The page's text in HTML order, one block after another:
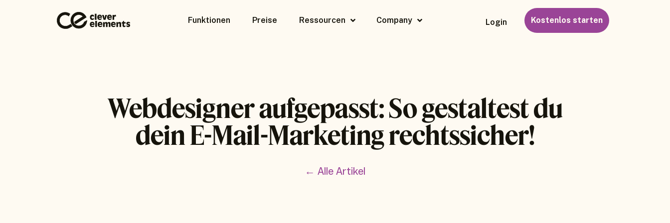
Funktionen Preise Ressourcen Company Login Kostenlos starten
Webdesigner aufgepasst: So gestaltest du
dein E-Mail-Marketing rechtssicher!
← Alle Artikel